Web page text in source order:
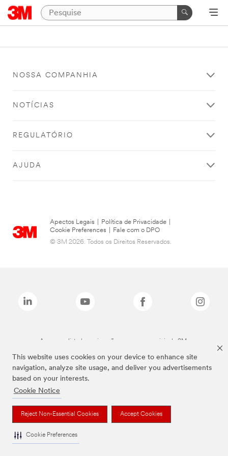
This website uses cookies on your device to enhance site
navigation, analyze site usage, and deliver you advertisements
based on your interests.
Cookie Notice
Reject Non-Essential Cookies Accept Cookies
Cookie Preferences
NOSSA COMPANHIA
NOTÍCIAS
REGULATÓRIO
AJUDA
Apectos Legais Política de Privacidade
Cookie Preferences
Fale com o DPO
© 3M 2026. Todos os Direitos Reservados.
As marcas listadas a cima são marcas comerciais da 3M.